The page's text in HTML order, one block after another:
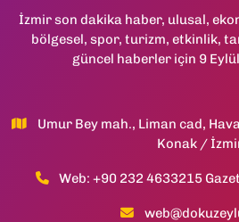
İzmir son dakika haber, ulusal,
bölgesel, spor, turizm, etkinlik,
güncel haberler için 9
Umur Bey mah., Liman cad,
Konak /
Web: +90 232 4633215